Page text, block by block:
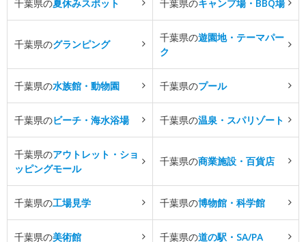
千葉県の夏休みスポット 千葉県のキャンプ場・BBQ場
千葉県のグランピング
千葉県の遊園地・テーマパー
ク
千葉県の水族館・動物園 千葉県のプール
千葉県のビーチ・海水浴場 千葉県の温泉・スパリゾート
千葉県のアウトレット・ショ
ッピングモール
千葉県の商業施設・百貨店
千葉県の工場見学 千葉県の博物館・科学館
千葉県の美術館 千葉県の道の駅・SA/PA